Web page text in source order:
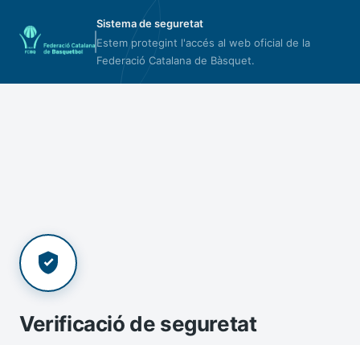
Sistema de seguretat
Estem protegint l'accés al web oficial de la
Federació Catalana de Bàsquet.
Verificació de seguretat